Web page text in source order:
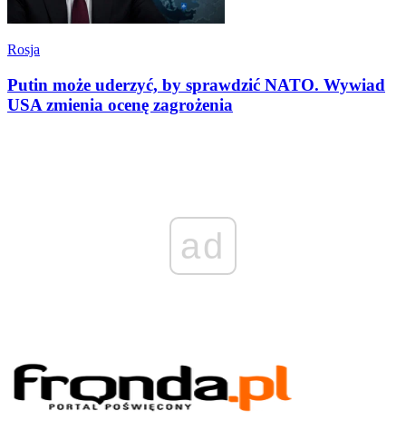
Rosja
Putin może uderzyć, by sprawdzić NATO. Wywiad
USA zmienia ocenę zagrożenia
ad